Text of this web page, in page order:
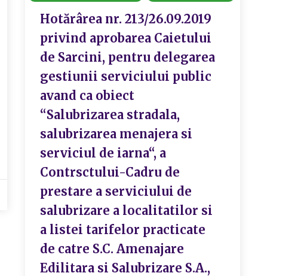
Hotărârea nr. 213/26.09.2019
privind aprobarea Caietului
de Sarcini, pentru delegarea
gestiunii serviciului public
avand ca obiect
“Salubrizarea stradala,
salubrizarea menajera si
serviciul de iarna“, a
Contrsctului-Cadru de
prestare a serviciului de
salubrizare a localitatilor si
a listei tarifelor practicate
de catre S.C. Amenajare
Edilitara si Salubrizare S.A.,